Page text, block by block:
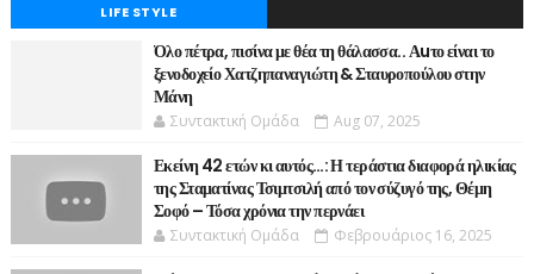
LIFE STYLE
Όλο πέτρα, πισίνα με θέα τη θάλασσα.. Αuτο είναι το
ξενοδοχείο Χατζηπαναγιώτη & Σταυροπούλου στην
Μάνη
Συντακτική Ομάδα Aug 07, 2025
Εκείνη 42 ετών κι αυτός…: Η τεράστια διαφορά ηλικίας
της Σταματίνας Τσιμτσιλή από τον σύζυγό της, Θέμη
Σοφό – Τόσα χρόνια την περνάει
Συντακτική Ομάδα Φεβρουάριος 16, 2025